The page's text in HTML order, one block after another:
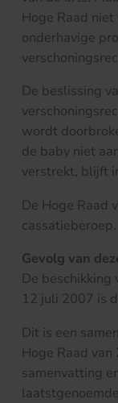
Hoge Raad
onderhavige
De beslissing
wordt
de baby niet
verstrekt, blijft
De Hoge Raad
cassatieberoep.
Gevolg van
De beschikking
12 juli 2007 is
Dit is een
Hoge Raad
samenvatting